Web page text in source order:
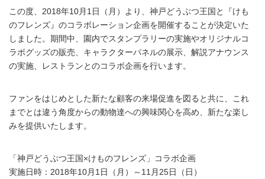
この度、2018年10月1日（月）より、神戸どうぶつ王国と『けも
のフレンズ』のコラボレーション企画を開催することが決定いた
しました。期間中、園内でスタンプラリーの実施やオリジナルコ
ラボグッズの販売、キャラクターパネルの展示、解説アナウンス
の実施、レストランとのコラボ企画を行います。
ファンをはじめとした新たな顧客の来場促進を図ると共に、これ
までとは違う角度からの動物達への興味関心を高め、新たな楽し
みを提供いたします。
「神戸どうぶつ王国×けものフレンズ」コラボ企画
実施日時：2018年10月1日（月）～11月25日（日）